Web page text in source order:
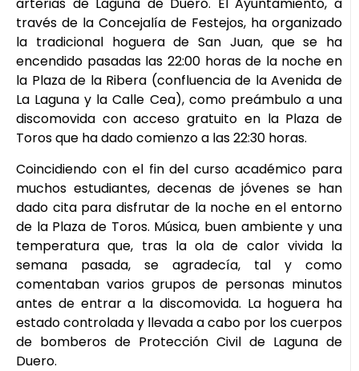
arterias de Laguna de Duero. El Ayuntamiento, a
través de la Concejalía de Festejos, ha organizado
la tradicional hoguera de San Juan, que se ha
encendido pasadas las 22:00 horas de la noche en
la Plaza de la Ribera (confluencia de la Avenida de
La Laguna y la Calle Cea), como preámbulo a una
discomovida con acceso gratuito en la Plaza de
Toros que ha dado comienzo a las 22:30 horas.
Coincidiendo con el fin del curso académico para
muchos estudiantes, decenas de jóvenes se han
dado cita para disfrutar de la noche en el entorno
de la Plaza de Toros. Música, buen ambiente y una
temperatura que, tras la ola de calor vivida la
semana pasada, se agradecía, tal y como
comentaban varios grupos de personas minutos
antes de entrar a la discomovida. La hoguera ha
estado controlada y llevada a cabo por los cuerpos
de bomberos de Protección Civil de Laguna de
Duero.